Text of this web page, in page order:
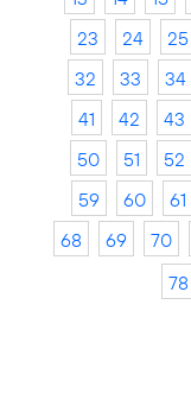
23
24 25
32
33 34
41
42 43
50
51 52
59
60 61
68
69 70
78